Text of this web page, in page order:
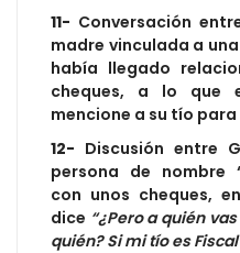
11- Conversación
madre vinculada a
había llegado
cheques, a lo que
mencione a su tío
12- Discusión entre
persona de nombre
con unos cheques,
dice “¿Pero a quién
quién? Si mi tío es